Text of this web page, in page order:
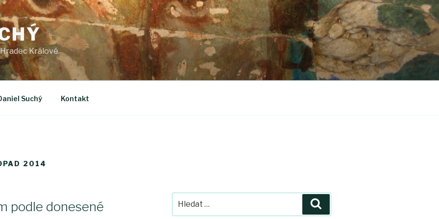
Králové
Suchý Kontakt
2014
podle donesené